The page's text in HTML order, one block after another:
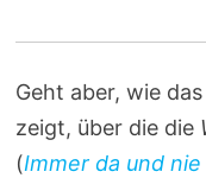
Geht aber, wie
zeigt, über die die
(Immer da und